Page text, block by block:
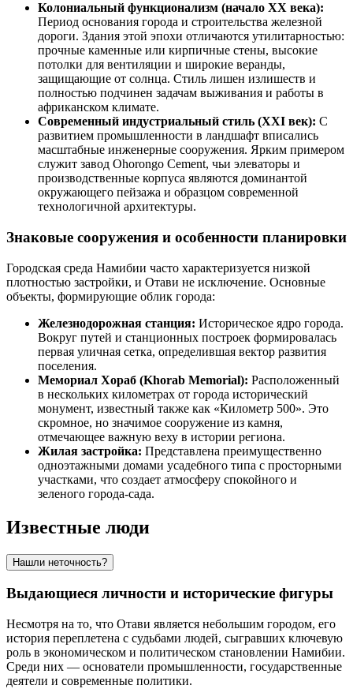
Колониальный функционализм (начало XX века):
Период основания города и строительства железной
дороги. Здания этой эпохи отличаются утилитарностью:
прочные каменные или кирпичные стены, высокие
потолки для вентиляции и широкие веранды,
защищающие от солнца. Стиль лишен излишеств и
полностью подчинен задачам выживания и работы в
африканском климате.
Современный индустриальный стиль (XXI век): С
развитием промышленности в ландшафт вписались
масштабные инженерные сооружения. Ярким примером
служит завод Ohorongo Cement, чьи элеваторы и
производственные корпуса являются доминантой
окружающего пейзажа и образцом современной
технологичной архитектуры.
Знаковые сооружения и особенности планировки
Городская среда Намибии часто характеризуется низкой
плотностью застройки, и Отави не исключение. Основные
объекты, формирующие облик города:
Железнодорожная станция: Историческое ядро города.
Вокруг путей и станционных построек формировалась
первая уличная сетка, определившая вектор развития
поселения.
Мемориал Хораб (Khorab Memorial): Расположенный
в нескольких километрах от города исторический
монумент, известный также как «Километр 500». Это
скромное, но значимое сооружение из камня,
отмечающее важную веху в истории региона.
Жилая застройка: Представлена преимущественно
одноэтажными домами усадебного типа с просторными
участками, что создает атмосферу спокойного и
зеленого города-сада.
Известные люди
Нашли неточность?
Выдающиеся личности и исторические фигуры
Несмотря на то, что Отави является небольшим городом, его
история переплетена с судьбами людей, сыгравших ключевую
роль в экономическом и политическом становлении Намибии.
Среди них — основатели промышленности, государственные
деятели и современные политики.